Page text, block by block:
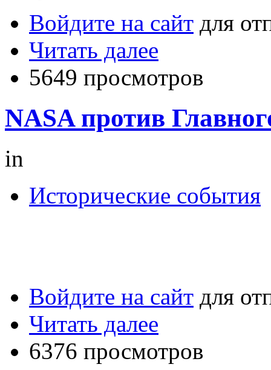
Войдите на сайт для
Читать далее
5649 просмотров
NASA против
in
Исторические события
Войдите на сайт для
Читать далее
6376 просмотров